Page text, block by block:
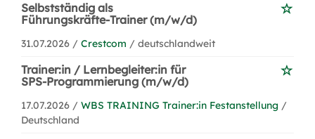
Selbstständig als
Führungskräfte-Trainer (m/w/d)
31.07.2026 / Crestcom / deutschlandweit
Trainer:in / Lernbegleiter:in für
SPS-Programmierung (m/w/d)
17.07.2026 / WBS TRAINING Trainer:in Festanstellung /
Deutschland